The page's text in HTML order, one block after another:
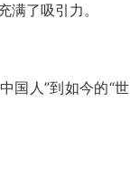
了吸引力。
国人”到如今的“世